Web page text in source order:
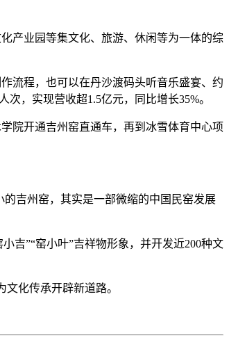
产业园等集文化、旅游、休闲等为一体的综
流程，也可以在丹沙渡码头听音乐盛宴、约
次，实现营收超1.5亿元，同比增长35%。
院开通吉州窑直通车，再到冰雪体育中心项
吉州窑，其实是一部微缩的中国民窑发展
吉”“窑小叶”吉祥物形象，并开发近200种文
化传承开辟新道路。